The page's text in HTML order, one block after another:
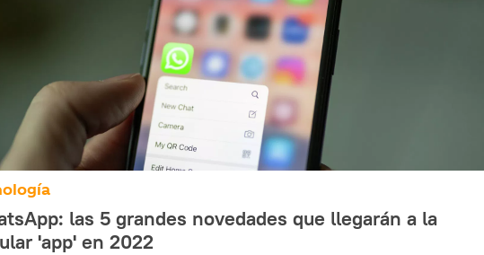
las 5 grandes novedades que llegarán a la
'app' en 2022